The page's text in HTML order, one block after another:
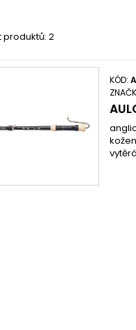
produktů: 2
KÓD: